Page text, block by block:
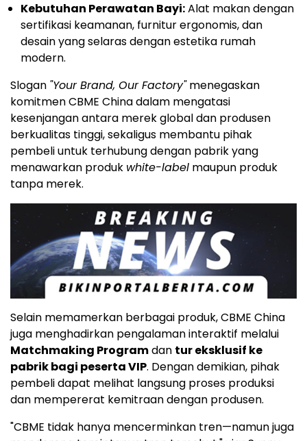
Kebutuhan Perawatan Bayi:Alat makan dengan
sertifikasi keamanan, furnitur ergonomis, dan
desain yang selaras dengan estetika rumah
modern.
Slogan "Your Brand, Our Factory"menegaskan
komitmen CBME China dalam mengatasi
kesenjangan antara merek global dan produsen
berkualitas tinggi, sekaligus membantu pihak
pembeli untuk terhubung dengan pabrik yang
menawarkan produk white-label maupun produk
tanpa merek.
Selain memamerkan berbagai produk, CBME China
juga menghadirkan pengalaman interaktif melalui
Matchmaking Programdan tur eksklusif ke
pabrik bagi peserta VIP. Dengan demikian, pihak
pembeli dapat melihat langsung proses produksi
dan mempererat kemitraan dengan produsen.
"CBME tidak hanya mencerminkan tren—namun juga